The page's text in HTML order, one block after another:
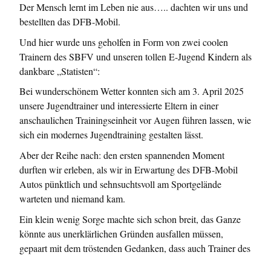
Der Mensch lernt im Leben nie aus….. dachten wir uns und
bestellten das DFB-Mobil.
Und hier wurde uns geholfen in Form von zwei coolen
Trainern des SBFV und unseren tollen E-Jugend Kindern als
dankbare „Statisten“:
Bei wunderschönem Wetter konnten sich am 3. April 2025
unsere Jugendtrainer und interessierte Eltern in einer
anschaulichen Trainingseinheit vor Augen führen lassen, wie
sich ein modernes Jugendtraining gestalten lässt.
Aber der Reihe nach: den ersten spannenden Moment
durften wir erleben, als wir in Erwartung des DFB-Mobil
Autos pünktlich und sehnsuchtsvoll am Sportgelände
warteten und niemand kam.
Ein klein wenig Sorge machte sich schon breit, das Ganze
könnte aus unerklärlichen Gründen ausfallen müssen,
gepaart mit dem tröstenden Gedanken, dass auch Trainer des